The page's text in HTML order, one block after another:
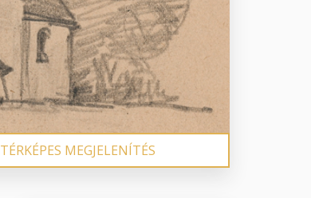
TÉRKÉPES MEGJELENÍTÉS